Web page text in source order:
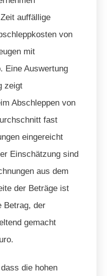
auffällige
von
mit
Eine Auswertung
zeigt
Abschleppen von
fast
eingereicht
Einschätzung sind
aus dem
der Beträge ist
Betrag, der
gemacht
die hohen